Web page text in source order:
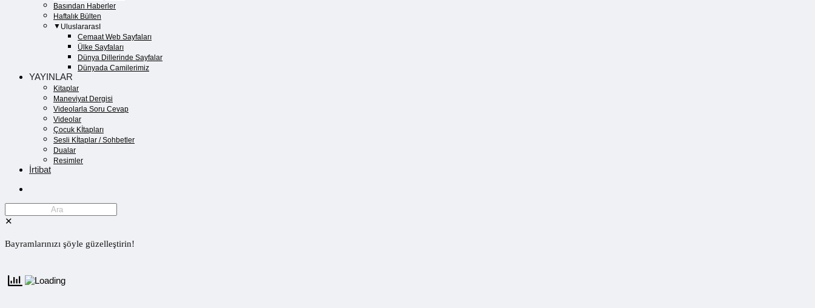
Basından Haberler
Haftalık Bülten
UluslararasI
Cemaat Web Sayfaları
Ülke Sayfaları
Dünya Dillerinde Sayfalar
Dünyada Camilerimiz
YAYINLAR
Kitaplar
Maneviyat Dergisi
Videolarla Soru Cevap
Videolar
Çocuk Kİtapları
Sesli Kİtaplar / Sohbetler
Dualar
Resimler
İrtibat
✕
Bayramlarınızı şöyle güzelleştirin!